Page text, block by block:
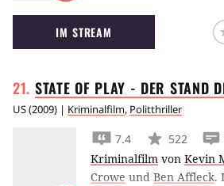
mehreren Seiten.
IM STREAM
STATE OF PLAY - DER STAND
US(2009) | Kriminalfilm, Politthriller
7.4 522
Kriminalfilm von Kevin
Crowe und Ben Affleck.